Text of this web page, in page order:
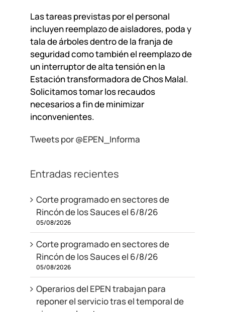
Las tareas previstas por el personal
incluyen reemplazo de aisladores, poda y
tala de árboles dentro de la franja de
seguridad como también el reemplazo de
un interruptor de alta tensión en la
Estación transformadora de Chos Malal.
Solicitamos tomar los recaudos
necesarios a fin de minimizar
inconvenientes.
Tweets por @EPEN_Informa
Entradas recientes
Corte programado en sectores de
Rincón de los Sauces el 6/8/26
05/08/2026
Corte programado en sectores de
Rincón de los Sauces el 6/8/26
05/08/2026
Operarios del EPEN trabajan para
reponer el servicio tras el temporal de